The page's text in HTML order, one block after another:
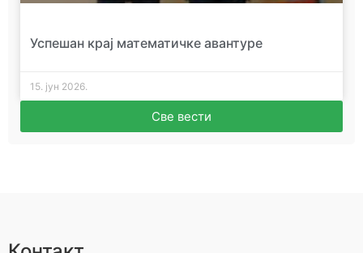
Успешан крај математичке авантуре
15. јун 2026.
Све вести